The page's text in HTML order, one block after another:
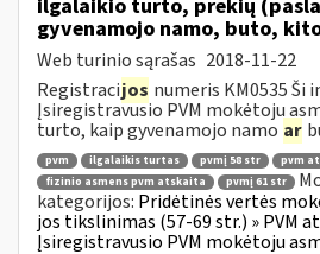
ilgalaikio turto, prekių
gyvenamojo namo, buto,
Web turinio sąrašas 2018-11-22
Registracijos numeris KM0535 Ši
Įsiregistravusio PVM mokėtoju
turto, kaip gyvenamojo namo ar
pvm ilgalaikis turtas pvmį 58 str
pvm
fizinio asmens pvm atskaita
pvmį 61 str
kategorijos: Pridėtinės vertės
jos tikslinimas (57-69 str.) » PVM
Įsiregistravusio PVM mokėtoju